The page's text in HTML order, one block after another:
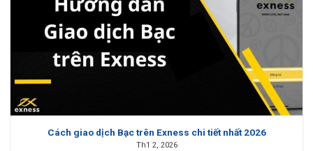
Cách giao dịch Bạc trên Exness chi tiết nhất 2026
Th1 2, 2026